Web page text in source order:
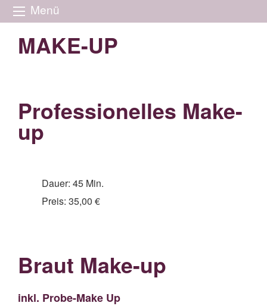
Menü
MAKE-UP
Professionelles Make-
up
Dauer: 45 Min.
Preis: 35,00 €
Braut Make-up
inkl. Probe-Make Up